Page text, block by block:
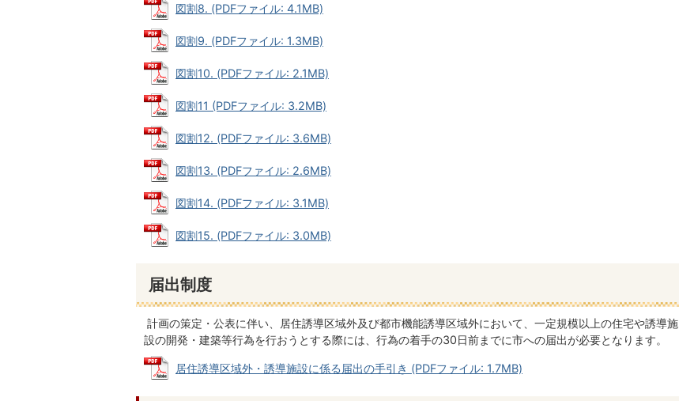
図割8. (PDFファイル: 4.1MB)
図割9. (PDFファイル: 1.3MB)
図割10. (PDFファイル: 2.1MB)
図割11 (PDFファイル: 3.2MB)
図割12. (PDFファイル: 3.6MB)
図割13. (PDFファイル: 2.6MB)
図割14. (PDFファイル: 3.1MB)
図割15. (PDFファイル: 3.0MB)
届出制度
計画の策定・公表に伴い、居住誘導区域外及び都市機能誘導区域外において、一定規模以上の住宅や誘導施
設の開発・建築等行為を行おうとする際には、行為の着手の30日前までに市への届出が必要となります。
居住誘導区域外・誘導施設に係る届出の手引き (PDFファイル: 1.7MB)